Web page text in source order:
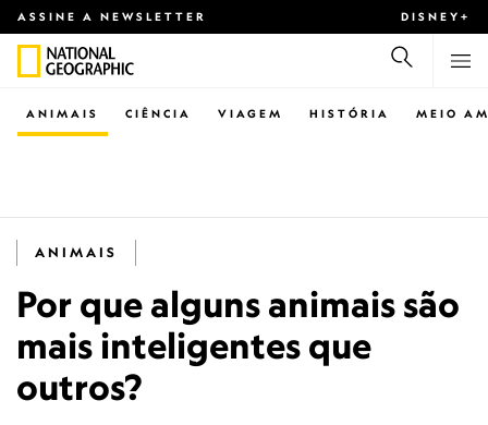
ASSINE A NEWSLETTER DISNEY+
CIÊNCIA VIAGEM
ANIMAIS HISTÓRIA MEIO
ANIMAIS
Por que alguns animais são
mais inteligentes que
outros?